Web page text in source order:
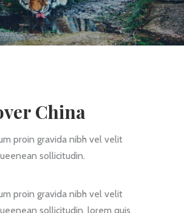
China
proin gravida nibh vel velit
sollicitudin.
proin gravida nibh vel velit
sollicitudin, lorem quis